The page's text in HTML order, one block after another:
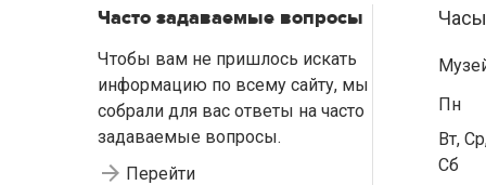
Часто задаваемые вопросы
Чтобы вам не пришлось искать
информацию по всему сайту, мы
собрали для вас ответы на часто
задаваемые вопросы.
Перейти
Пн
Вт,
Сб